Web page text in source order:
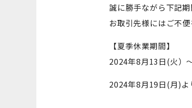
誠に勝手ながら下記
お取引先様にはご不
【夏季休業期間】
2024年8月13日(火）
2024年8月19日(月)よ